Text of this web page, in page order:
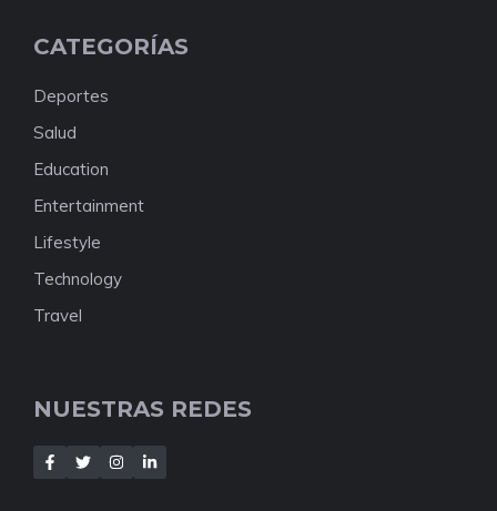
CATEGORÍAS
Deportes
Salud
Education
Entertainment
Lifestyle
Technology
Travel
NUESTRAS REDES